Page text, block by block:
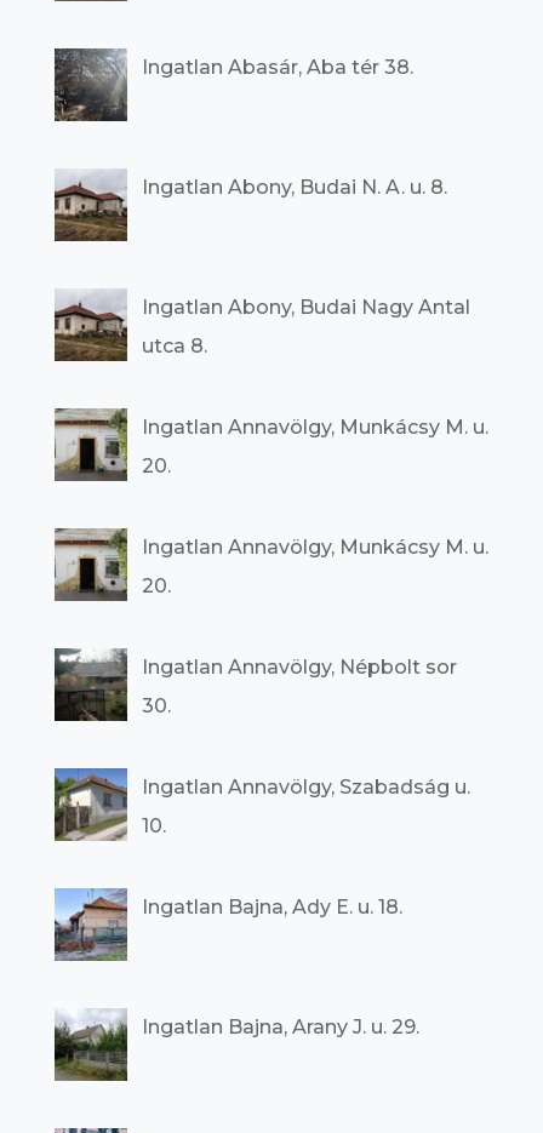
Ingatlan Abasár, Aba tér 38.
Ingatlan Abony, Budai N. A. u. 8.
Ingatlan Abony, Budai Nagy Antal
utca 8.
Ingatlan Annavölgy, Munkácsy M. u.
20.
Ingatlan Annavölgy, Munkácsy M. u.
20.
Ingatlan Annavölgy, Népbolt sor
30.
Ingatlan Annavölgy, Szabadság u.
10.
Ingatlan Bajna, Ady E. u. 18.
Ingatlan Bajna, Arany J. u. 29.